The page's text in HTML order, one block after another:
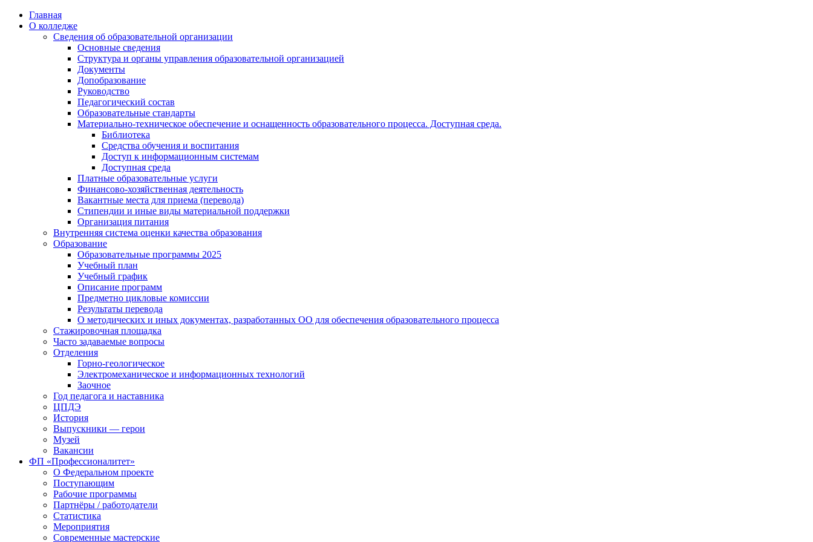
Перейти
содержимому
Главная
О колледже
Сведения об образовательной организации
Основные сведения
Структура и органы управления образовательной организацией
Документы
Допобразование
Руководство
Педагогический состав
Образовательные стандарты
Материально-техническое обеспечение и оснащенность образовательного процесса. Доступная среда.
Библиотека
Средства обучения и воспитания
Доступ к информационным системам
Доступная среда
Платные образовательные услуги
Финансово-хозяйственная деятельность
Вакантные места для приема (перевода)
Стипендии и иные виды материальной поддержки
Организация питания
Внутренняя система оценки качества образования
Образование
Образовательные программы 2025
Учебный план
Учебный график
Описание программ
Предметно цикловые комиссии
Результаты перевода
О методических и иных документах, разработанных ОО для обеспечения образовательного процесса
Стажировочная площадка
Часто задаваемые вопросы
Отделения
Горно-геологическое
Электромеханическое и информационных технологий
Заочное
Год педагога и наставника
ЦПДЭ
История
Выпускники — герои
Музей
Вакансии
ФП «Профессионалитет»
О Федеральном проекте
Поступающим
Рабочие программы
Партнёры / работодатели
Статистика
Мероприятия
Современные мастерские